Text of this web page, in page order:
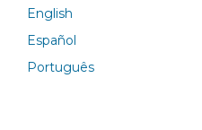
English
Español
Português